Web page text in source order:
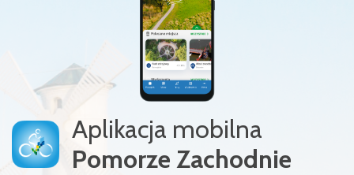
Aplikacja mobilna
Pomorze Zachodnie